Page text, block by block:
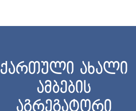
ქართული ახალი
ამბების
აგრეგატორი